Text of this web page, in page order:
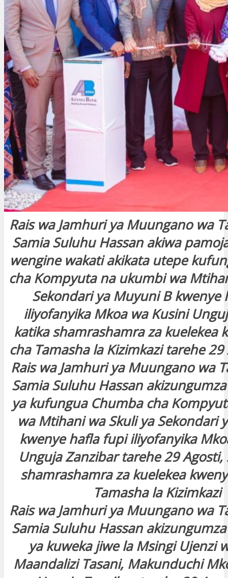
Rais wa Jamhuri ya Muungano wa
Samia Suluhu Hassan akiwa
wengine wakati akikata utepe
cha Kompyuta na ukumbi wa
Sekondari ya Muyuni B kwenye
iliyofanyika Mkoa wa Kusini
katika shamrashamra za kuelekea
cha Tamasha la Kizimkazi tarehe
Rais wa Jamhuri ya Muungano wa
Samia Suluhu Hassan
ya kufungua Chumba cha
wa Mtihani wa Skuli ya Sekondari
kwenye hafla fupi iliyofanyika
Unguja Zanzibar tarehe 29
shamrashamra za kuelekea
Tamasha la Kizimkazi
Rais wa Jamhuri ya Muungano wa
Samia Suluhu Hassan
ya kuweka jiwe la Msingi Ujenzi
Maandalizi Tasani, Makunduchi